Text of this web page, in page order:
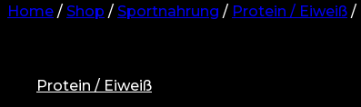
Home / Shop / Sportnahrung / Protein / Eiweiß /
Protein / Eiweiß